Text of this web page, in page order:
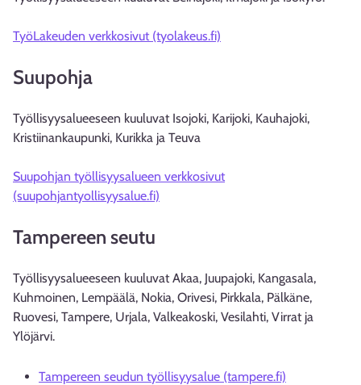
TyöLakeuden verkkosivut (tyolakeus.fi)
Suupohja
Työllisyysalueeseen kuuluvat Isojoki, Karijoki, Kauhajoki,
Kristiinankaupunki, Kurikka ja Teuva
Suupohjan työllisyysalueen verkkosivut
(suupohjantyollisyysalue.fi)
Tampereen seutu
Työllisyysalueeseen kuuluvat Akaa, Juupajoki, Kangasala,
Kuhmoinen, Lempäälä, Nokia, Orivesi, Pirkkala, Pälkäne,
Ruovesi, Tampere, Urjala, Valkeakoski, Vesilahti, Virrat ja
Ylöjärvi.
Tampereen seudun työllisyysalue (tampere.fi)